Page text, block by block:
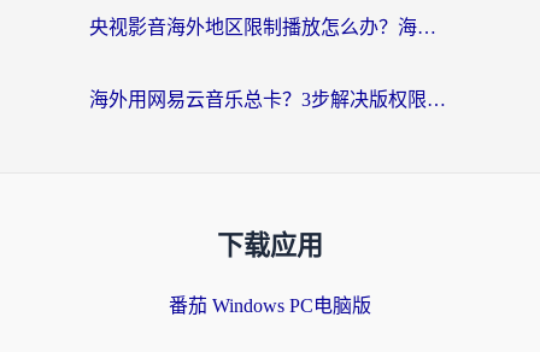
央视影音海外地区限制播放怎么办？海外党亲测有效的回国加速指南
海外用网易云音乐总卡？3步解决版权限制+卡顿，还能听喜马拉雅！
下载应用
番茄 Windows PC电脑版